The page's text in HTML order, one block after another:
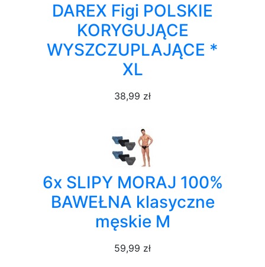
DAREX Figi POLSKIE
KORYGUJĄCE
WYSZCZUPLAJĄCE *
XL
38,99 zł
6x SLIPY MORAJ 100%
BAWEŁNA klasyczne
męskie M
59,99 zł